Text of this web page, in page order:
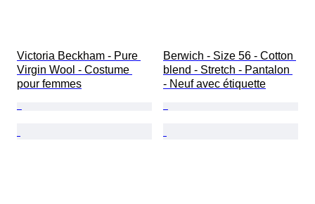
Victoria Beckham - Pure
Virgin Wool - Costume
pour femmes
Berwich - Size 56 - Cotton
blend - Stretch - Pantalon
- Neuf avec étiquette